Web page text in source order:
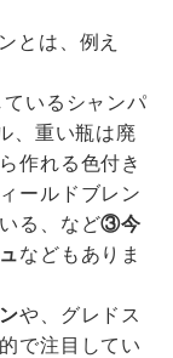
とは、例え
いるシャンパ
、重い瓶は廃
作れる色付き
ールドブレン
る、など③今
などもありま
や、グレドス
で注目してい